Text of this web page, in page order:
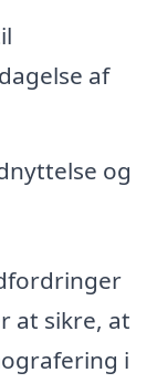
af
og
at sikre, at
i